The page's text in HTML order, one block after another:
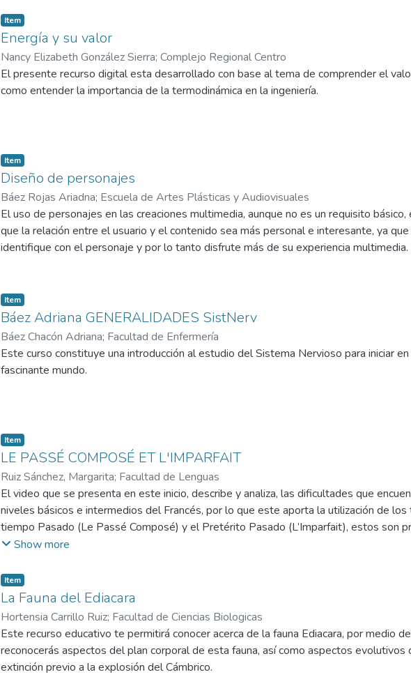
Item
Energía y su valor
Nancy Elizabeth González Sierra; Complejo Regional Centro
El presente recurso digital esta desarrollado con base al tema de comprender el
como entender la importancia de la termodinámica en la ingeniería.
Item
Diseño de personajes
Báez Rojas Ariadna; Escuela de Artes Plásticas y Audiovisuales
El uso de personajes en las creaciones multimedia, aunque no es un requisito
que la relación entre el usuario y el contenido sea más personal e interesante, ya
identifique con el personaje y por lo tanto disfrute más de su experiencia multimedia.
Item
Báez Adriana GENERALIDADES SistNerv
Báez Chacón Adriana; Facultad de Enfermería
Este curso constituye una introducción al estudio del Sistema Nervioso para iniciar
fascinante mundo.
Item
LE PASSÉ COMPOSÉ ET L'IMPARFAIT
Ruiz Sánchez, Margarita; Facultad de Lenguas
El video que se presenta en este inicio, describe y analiza, las dificultades que
niveles básicos e intermedios del Francés, por lo que este aporta la utilización de
tiempo Pasado (Le Passé Composé) y el Pretérito Pasado (L’Imparfait), estos son
artículos etc., para que respondan los alumnos por escrito a preguntas que tienen que
buena compresión de los alumnos. En este trabajo se aporta una variedad de
videos, canciones ejercicios para llevarlos a cabo en clase, reforzar los temas en
ARTÍCULO SOBRE LA PRONUNCIACIÓN EN FRANCÉS Y EN INGLÉS). Por otro
puntuación en la Producción escrita y le DESCRIPTEURS DELF A2 de la Producción
Show more
Item
La Fauna del Ediacara
Hortensia Carrillo Ruiz; Facultad de Ciencias Biologicas
Este recurso educativo te permitirá conocer acerca de la fauna Ediacara, por medio
reconocerás aspectos del plan corporal de esta fauna, así como aspectos
extinción previo a la explosión del Cámbrico.